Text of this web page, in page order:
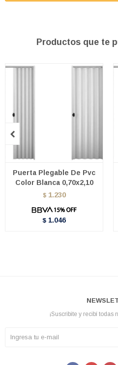
Productos que te
Puerta Plegable De Pvc
Color Blanca 0,70x2,10
$ 1.230
$ 1.046

¡Suscribite y recibí todas